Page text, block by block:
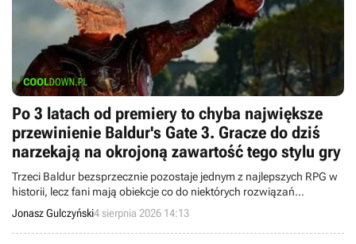
Po 3 latach od premiery to chyba największe
przewinienie Baldur's Gate 3. Gracze do dziś
narzekają na okrojoną zawartość tego stylu gry
Trzeci Baldur bezsprzecznie pozostaje jednym z najlepszych RPG w
historii, lecz fani mają obiekcje co do niektórych rozwiązań
deweloperów, gdy gramy złą postacią. Brak alternatyw i wycięta
zawartość boli nawet po trzech latach od premiery.
Jonasz Gulczyński4 sierpnia 2026 14:13